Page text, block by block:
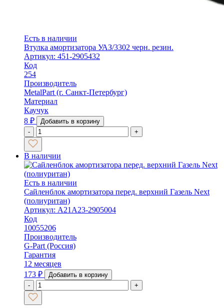
Есть в наличии
Втулка амортизатора УАЗ/3302 черн. резин.
Артикул: 451-2905432
Код
254
Производитель
MetalPart (г. Санкт-Петербург)
Материал
Каучук
8 ₽
Добавить в корзину
-
+
В наличии
Есть в наличии
Сайленблок амортизатора перед. верхний Газель Next
(полиуритан)
Артикул: А21А23-2905004
Код
10055206
Производитель
G-Part (Россия)
Гарантия
12 месяцев
173 ₽
Добавить в корзину
-
+